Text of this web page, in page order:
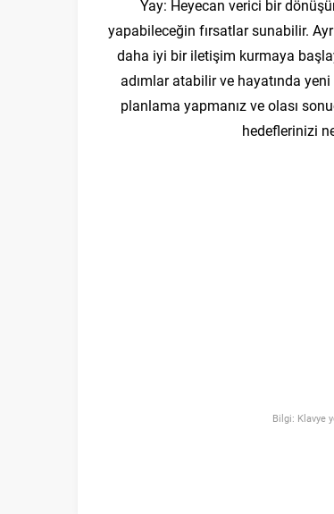
Yay: Heyecan verici bir
yapabileceğin fırsatlar sunabilir.
daha iyi bir iletişim kurmaya
adımlar atabilir ve hayatında
planlama yapmanız ve olası
hedeflerinizi
Bilgi: Klavye